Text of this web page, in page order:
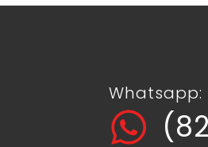
Whatsapp: